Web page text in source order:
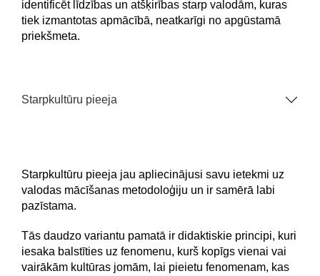
identificēt līdzības un atšķirības starp valodām, kuras
tiek izmantotas apmācībā, neatkarīgi no apgūstamā
priekšmeta.
Starpkultūru pieeja
Starpkultūru pieeja jau apliecinājusi savu ietekmi uz
valodas mācīšanas metodoloģiju un ir samērā labi
pazīstama.
Tās daudzo variantu pamatā ir didaktiskie principi, kuri
iesaka balstīties uz fenomenu, kurš kopīgs vienai vai
vairākām kultūras jomām, lai pieietu fenomenam, kas